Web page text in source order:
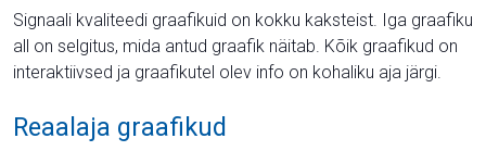
Signaali kvaliteedi graafikuid on kokku kaksteist. Iga graafiku
all on selgitus, mida antud graafik näitab. Kõik graafikud on
interaktiivsed ja graafikutel olev info on kohaliku aja järgi.
Reaalaja graafikud